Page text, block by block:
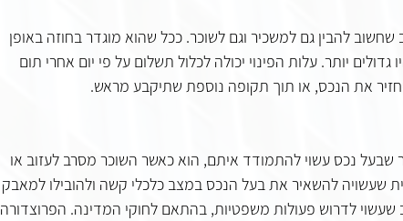
להבין גם למשכיר וגם לשוכר. ככל שהוא מוגדר בחוזה באופן
גדולים יותר. עלות הפינוי יכולה לכלול תשלום על פי יום אחרי תום
את הנכס, או תוך תקופה נוספת שתיקבע מראש.
נכס עשוי להתמודד איתם, הוא כאשר השוכר מסרב לעזוב או
שעשויה להשאיר את בעל הנכס במצב כלכלי קשה ולהובילו למאבק
שעשוי לדרוש פעולות משפטיות, בהתאם לחוקי המדינה. הפרוצדורה